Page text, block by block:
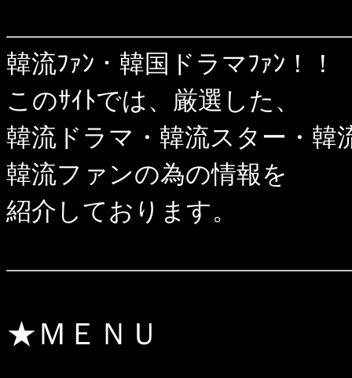
韓流ﾌｧﾝ・韓国ドラマﾌｧﾝ！！
このｻｲﾄでは、厳選した、
韓流ドラマ・韓流スター・韓
韓流ファンの為の情報を
紹介しております。
★ＭＥＮＵ